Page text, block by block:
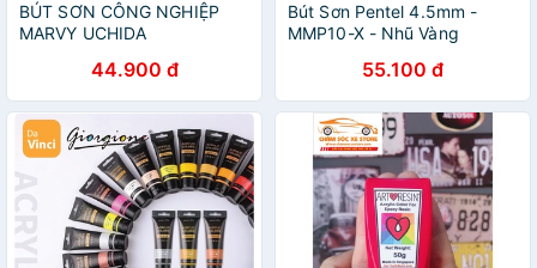
BÚT SƠN CÔNG NGHIỆP
MARVY UCHIDA
44.900 đ
Bút Sơn Pentel 4.5mm -
MMP10-X - Nhũ Vàng
55.100 đ